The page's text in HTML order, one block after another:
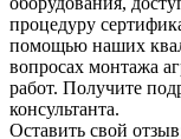
процедуру
помощью наших
вопросах монтажа
работ. Получите
консультанта.
Оставить свой